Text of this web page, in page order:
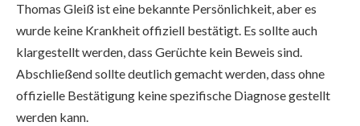
Thomas Gleiß ist eine bekannte Persönlichkeit, aber es
wurde keine Krankheit offiziell bestätigt. Es sollte auch
klargestellt werden, dass Gerüchte kein Beweis sind.
Abschließend sollte deutlich gemacht werden, dass ohne
offizielle Bestätigung keine spezifische Diagnose gestellt
werden kann.